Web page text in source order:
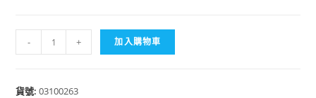
-
眼
者
+ 加入購物車
貨號:03100263